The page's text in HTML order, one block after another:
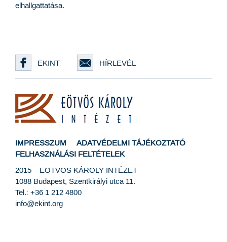
elhallgattatása.
EKINT HÍRLEVÉL
IMPRESSZUM
ADATVÉDELMI TÁJÉKOZTATÓ
FELHASZNÁLÁSI FELTÉTELEK
2015 – EÖTVÖS KÁROLY INTÉZET
1088 Budapest, Szentkirályi utca 11.
Tel.: +36 1 212 4800
info@ekint.org